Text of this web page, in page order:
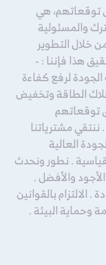
توقعاتهم، هي
والمسئولية
خلال التطوير
هذا فإننا : -
لرفع كفاءة
الطاقة وتخفيض
توقعاتهم
مشترياتنا
العالية
. نطور ونحدث
والأفضل .
بالقوانين
وحماية البيئة .